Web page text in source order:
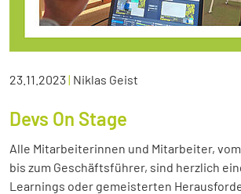
23.11.2023| Niklas Geist
Devs On Stage
Alle Mitarbeiterinnen und Mitarbeiter,
bis zum Geschäftsführer, sind herzlich
Learnings oder gemeisterten